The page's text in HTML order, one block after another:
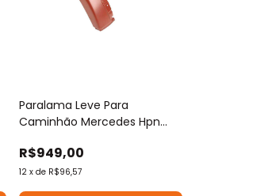
Paralama Leve Para
Caminhão Mercedes Hpn
R$949,00
12 x de R$96,57